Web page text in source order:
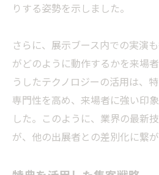
りする姿勢を示しました。
さらに、展示ブース内での実演
がどのように動作するかを来場
うしたテクノロジーの活用は、
専門性を高め、来場者に強い印
した。このように、業界の最新
が、他の出展者との差別化に繋が